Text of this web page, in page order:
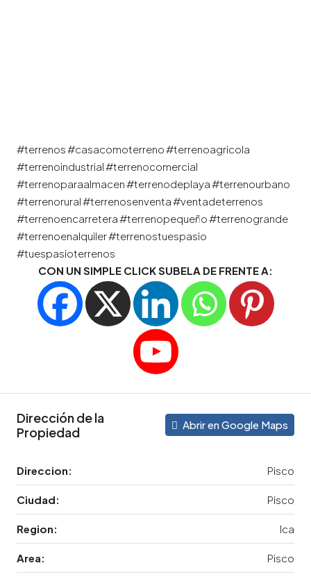
#terrenos #casacomoterreno #terrenoagricola
#terrenoindustrial #terrenocomercial
#terrenoparaalmacen #terrenodeplaya #terrenourbano
#terrenorural #terrenosenventa #ventadeterrenos
#terrenoencarretera #terrenopequeño #terrenogrande
#terrenoenalquiler #terrenostuespasio
#tuespasioterrenos
CON UN SIMPLE CLICK SUBELA DE FRENTE A:
Dirección de la
Propiedad
Abrir en Google Maps
Direccion: Pisco
Ciudad: Pisco
Region: Ica
Area: Pisco